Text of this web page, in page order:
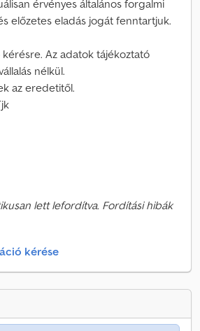
érvényes általános forgalmi
előzetes eladás jogát fenntartjuk.
Az adatok tájékoztató
nélkül.
az eredetitől.
lett lefordítva. Fordítási hibák
kérése